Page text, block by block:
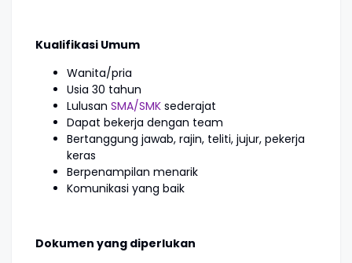
Kualifikasi Umum
Wanita/pria
Usia 30 tahun
Lulusan SMA/SMK sederajat
Dapat bekerja dengan team
Bertanggung jawab, rajin, teliti, jujur, pekerja
keras
Berpenampilan menarik
Komunikasi yang baik
Dokumen yang diperlukan